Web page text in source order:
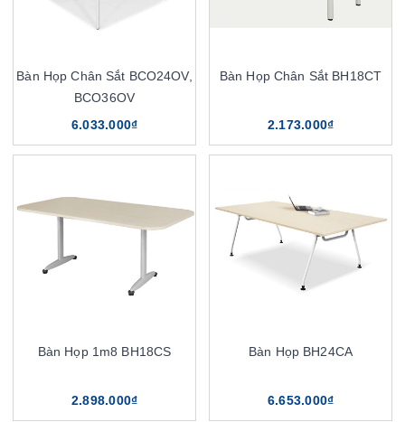
Bàn Họp Chân Sắt BCO24OV,
BCO36OV
6.033.000₫
Bàn Họp Chân Sắt BH18CT
2.173.000₫
Bàn Họp 1m8 BH18CS
2.898.000₫
Bàn Họp BH24CA
6.653.000₫